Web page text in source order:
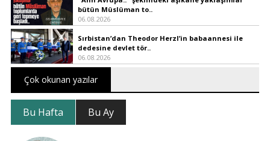
bütün Müslüman to..
06.08.2026
Sırbistan’dan Theodor Herzl’in babaannesi ile
dedesine devlet tör..
06.08.2026
Çok okunan yazılar
Bu Hafta Bu Ay